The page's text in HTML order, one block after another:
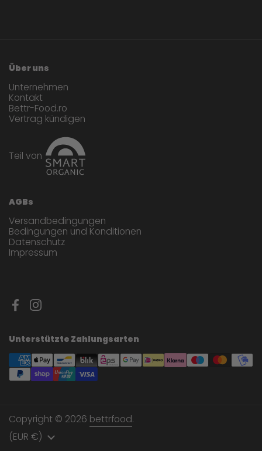
Über uns
Unternehmen
Kontakt
Bettr-Food.ro
Vertrag kündigen
Teil von
AGBs
Versandbedingungen
Bedingungen und Konditionen
Datenschutz
Impressum
FacebookInstagram
Unterstützte Zahlungsarten
Copyright © 2026 bettrfood.
Land/Region
(EUR €)